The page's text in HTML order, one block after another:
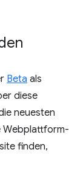
Beta als
diese
neuesten
Webplattform-
finden,